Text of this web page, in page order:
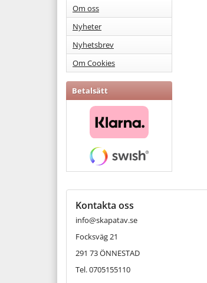
Om oss
Nyheter
Nyhetsbrev
Om Cookies
Betalsätt
Kontakta oss
info@skapatav.se
Focksväg 21
291 73 ÖNNESTAD
Tel. 0705155110